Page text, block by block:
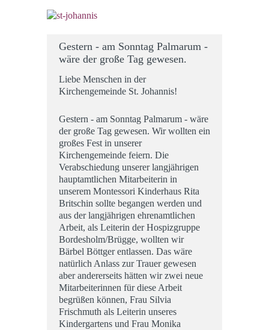
Gestern - am Sonntag Palmarum -
wäre der große Tag gewesen.
Liebe Menschen in der
Kirchengemeinde St. Johannis!
Gestern - am Sonntag Palmarum - wäre
der große Tag gewesen. Wir wollten ein
großes Fest in unserer
Kirchengemeinde feiern. Die
Verabschiedung unserer langjährigen
hauptamtlichen Mitarbeiterin in
unserem Montessori Kinderhaus Rita
Britschin sollte begangen werden und
aus der langjährigen ehrenamtlichen
Arbeit, als Leiterin der Hospizgruppe
Bordesholm/Brügge, wollten wir
Bärbel Böttger entlassen. Das wäre
natürlich Anlass zur Trauer gewesen
aber andererseits hätten wir zwei neue
Mitarbeiterinnen für diese Arbeit
begrüßen können, Frau Silvia
Frischmuth als Leiterin unseres
Kindergartens und Frau Monika